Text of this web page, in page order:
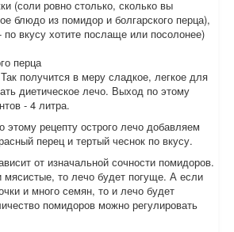
(соли ровно столько, сколько вы
блюдо из помидор и болгарского перца),
вкусу хотите послаще или посолонее)
перца
получится в меру сладкое, легкое для
диетическое лечо. Выход по этому
- 4 литра.
этому рецепту острого лечо добавляем
перец и тертый чеснок по вкусу.
от изначальной сочности помидоров.
то лечо будет погуще. А если
и много семян, то и лечо будет
помидоров можно регулировать